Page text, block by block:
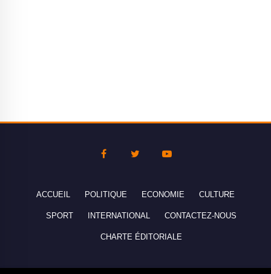
ACCUEIL POLITIQUE ECONOMIE CULTURE
SPORT INTERNATIONAL CONTACTEZ-NOUS
CHARTE ÉDITORIALE